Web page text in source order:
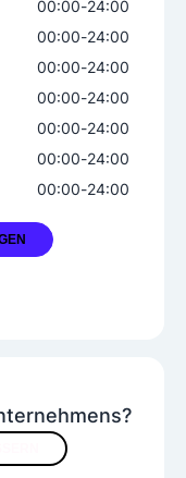
Bäder
Klimaanlagen
00:00-24:00
00:00-24:00
00:00-24:00
00:00-24:00
00:00-24:00
00:00-24:00
00:00-24:00